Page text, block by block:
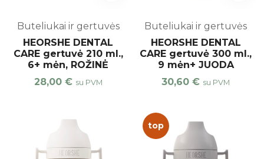
Buteliukai ir gertuvės
HEORSHE DENTAL
CARE gertuvė 210 ml.,
6+ mėn, ROŽINĖ
28,00 € su PVM
Buteliukai ir gertuvės
HEORSHE DENTAL
CARE gertuvė 300 ml.,
9 mėn+ JUODA
30,60€ su PVM
top